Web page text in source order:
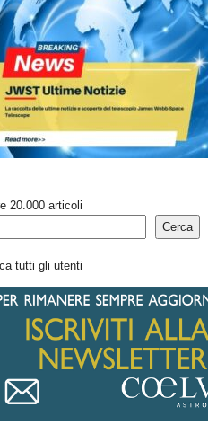
20.000 articoli
Cerca
tutti gli utenti